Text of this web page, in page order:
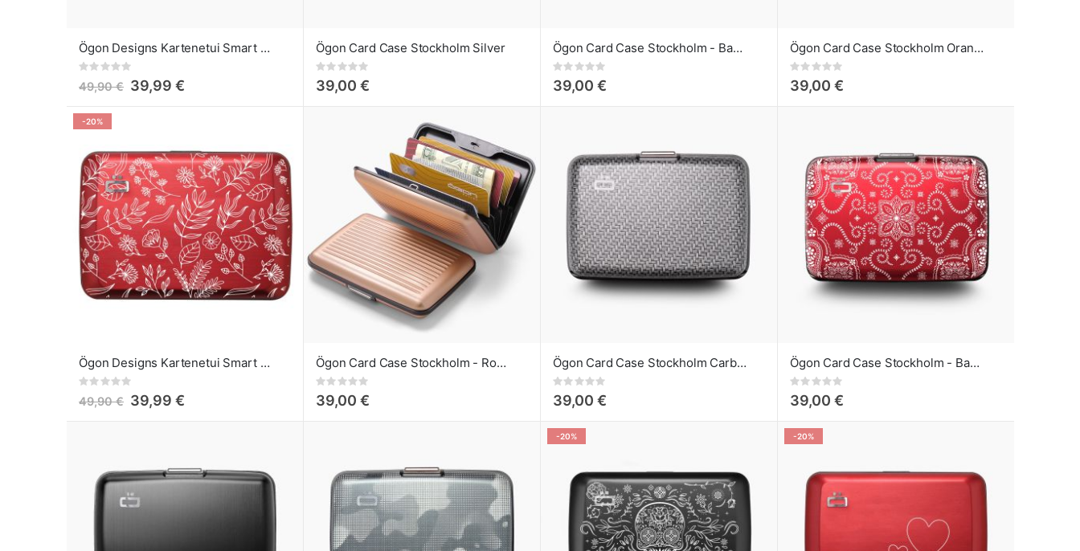
Ögon Designs Kartenetui Smart Case Camo
Rating:
49,90 € 39,99 €
Ögon Card Case Stockholm Silver
Rating:
39,00 €
Ögon Card Case Stockholm - Bandana Purple
Rating:
39,00 €
Ögon Card Case Stockholm Orange
Rating:
39,00 €
-20%
Ögon Designs Kartenetui Smart Case Floral
Rating:
49,90 € 39,99 €
Ögon Card Case Stockholm - Rose gold
Rating:
39,00 €
Ögon Card Case Stockholm Carbon
Rating:
39,00 €
Ögon Card Case Stockholm - Bandana Red
Rating:
39,00 €
-20% -20%